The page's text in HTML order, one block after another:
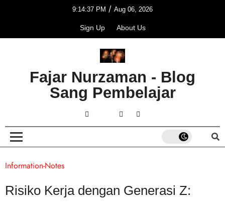
9:14:37 PM / Aug 06, 2026
Sign Up About Us
Fajar Nurzaman - Blog
Sang Pembelajar
Information-Notes
Risiko Kerja dengan Generasi Z: